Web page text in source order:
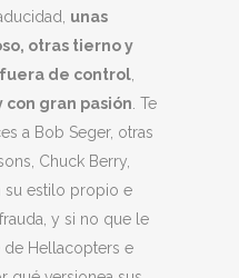
unas
otras tierno y
de control,
con gran pasión. Te
a Bob Seger, otras
Chuck Berry,
su estilo propio e
y si no que le
de Hellacopters e